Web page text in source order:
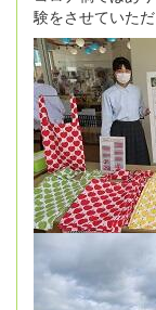
験をさせていただ